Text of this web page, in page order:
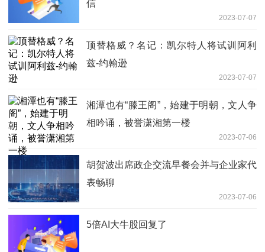
信
2023-07-07
顶替格威？名记：凯尔特人将试训阿利
兹-约翰逊
2023-07-07
湘潭也有“滕王阁”，始建于明朝，文人争
相吟诵，被誉潇湘第一楼
2023-07-06
胡贺波出席政企交流早餐会并与企业家代
表畅聊
2023-07-06
5倍AI大牛股回复了